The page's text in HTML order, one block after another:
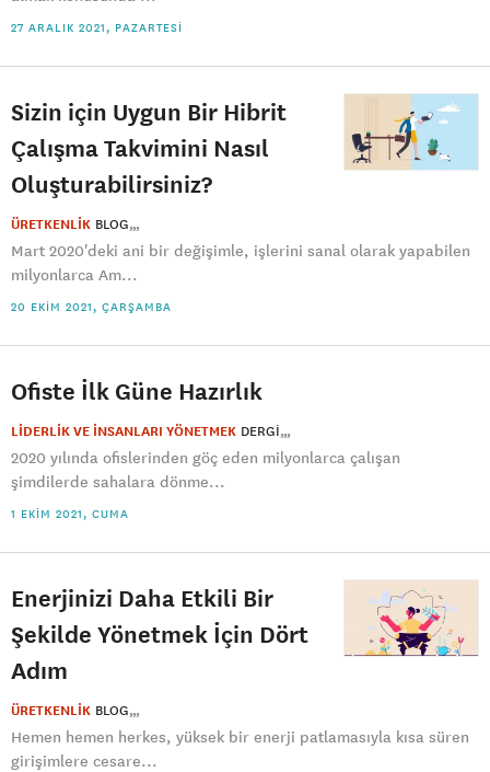
27 ARALIK 2021, PAZARTESI
Sizin için Uygun Bir Hibrit
Çalışma Takvimini Nasıl
Oluşturabilirsiniz?
ÜRETKENLİK BLOG
Mart 2020'deki ani bir değişimle, işlerini sanal olarak yapabilen
milyonlarca Am...
20 EKIM 2021, ÇARŞAMBA
Ofiste İlk Güne Hazırlık
LİDERLİK VE İNSANLARI YÖNETMEK DERGI
2020 yılında ofislerinden göç eden milyonlarca çalışan
şimdilerde sahalara dönme...
1 EKIM 2021, CUMA
Enerjinizi Daha Etkili Bir
Şekilde Yönetmek İçin Dört
Adım
ÜRETKENLİK BLOG
Hemen hemen herkes, yüksek bir enerji patlamasıyla kısa süren
girişimlere cesare...